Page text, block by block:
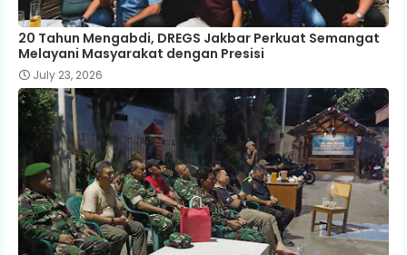
20 Tahun Mengabdi, DREGS Jakbar Perkuat Semangat
Melayani Masyarakat dengan Presisi
July 23, 2026